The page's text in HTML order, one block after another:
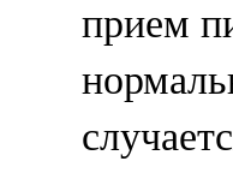
прием